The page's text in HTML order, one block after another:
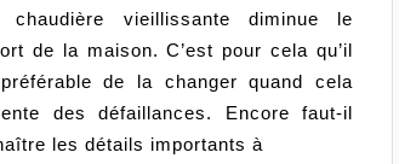
pour
remplacer
la
chaudière
de la maison. C’est pour cela qu’il
de la changer quand cela
des défaillances. Encore faut-il
les détails importants à